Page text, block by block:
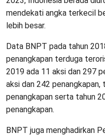
mendekati angka terkecil
lebih besar.
Data BNPT pada tahun
penangkapan terduga
2019 ada 11 aksi dan 297
aksi dan 242 penangkapan,
penangkapan serta tahun
penangkapan.
BNPT juga menghadirkan